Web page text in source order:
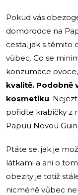
Pokud vás
domorodce na
cesta, jak s těmito
vůbec. Co se
konzumace
kvalitě. Podobně
kosmetiku.
pořiďte krabičky z
Papuu Novou
Ptáte se, jak je
látkami a ani o
obezity je totiž
nicméně vůbec